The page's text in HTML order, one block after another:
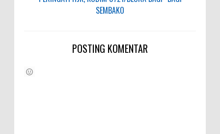
SEMBAKO
POSTING KOMENTAR